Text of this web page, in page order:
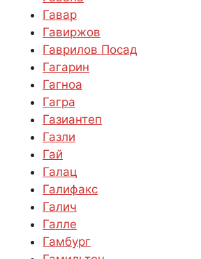
Гавар
Гавиржов
Гаврилов Посад
Гагарин
Гагноа
Гагра
Газиантеп
Газли
Гай
Галац
Галифакс
Галич
Галле
Гамбург